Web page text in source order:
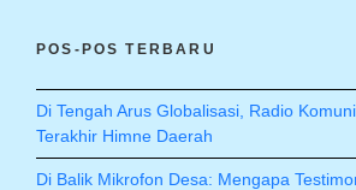
POS-POS TERBARU
Di Tengah Arus Globalisasi, Radio
Terakhir Himne Daerah
Di Balik Mikrofon Desa: Mengapa